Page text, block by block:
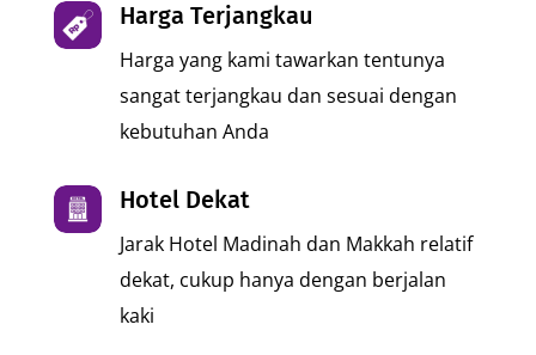
Harga Terjangkau
Harga yang kami tawarkan tentunya
sangat terjangkau dan sesuai dengan
kebutuhan Anda
Hotel Dekat
Jarak Hotel Madinah dan Makkah relatif
dekat, cukup hanya dengan berjalan
kaki